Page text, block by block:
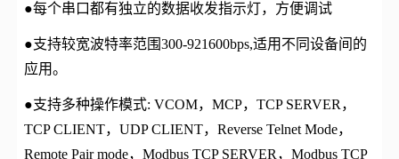
●每个串口都有独立的数据收发指示灯，方便调试
●支持较宽波特率范围300-921600bps,适用不同设备间的
应用。
●支持多种操作模式: VCOM，MCP，TCP SERVER，
TCP CLIENT，UDP CLIENT，Reverse Telnet Mode，
Remote Pair mode，Modbus TCP SERVER，Modbus TCP